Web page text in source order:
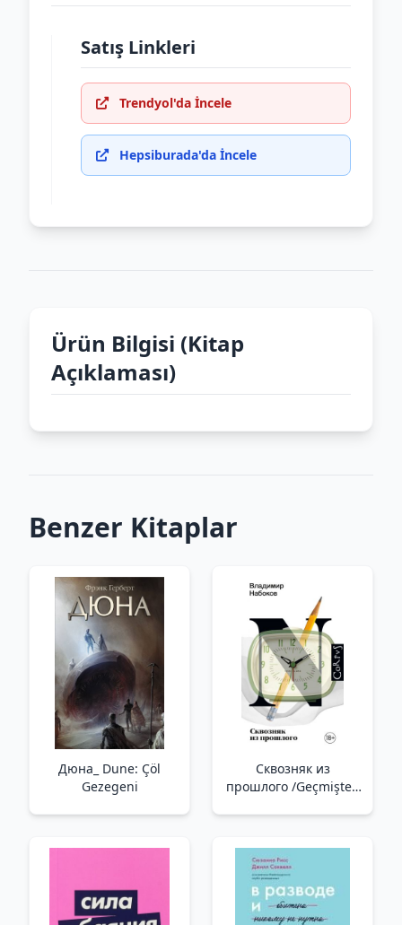
Satış Linkleri
Trendyol'da İncele
Hepsiburada'da İncele
Ürün Bilgisi (Kitap
Açıklaması)
Benzer Kitaplar
Дюна_ Dune: Çöl
Gezegeni
Сквозняк из
прошлого /Geçmişten